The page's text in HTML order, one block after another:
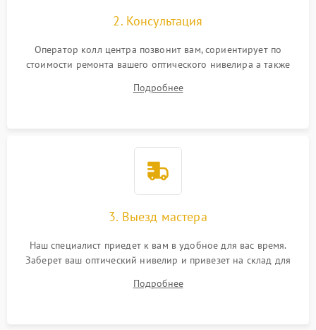
2. Консультация
Оператор колл центра позвонит вам, сориентирует по
стоимости ремонта вашего оптического нивелира а также
Подробнее
3. Выезд мастера
Наш специалист приедет к вам в удобное для вас время.
Заберет ваш оптический нивелир и привезет на склад для
Подробнее